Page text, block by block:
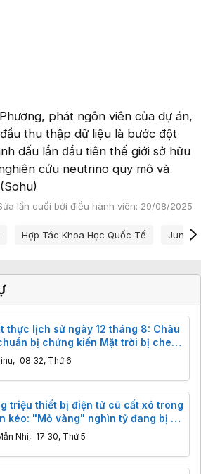
phát ngôn viên của dự án,
thu thập dữ liệu là bước đột
dấu lần đầu tiên thế giới sở hữu
cứu neutrino quy mô và
lần cuối bởi điều hành viên: 29/08/2025
Hợp Tác Khoa Học Quốc Tế Juno
thực lịch sử ngày 12 tháng 8: Châu
bị chứng kiến Mặt trời bị che
gần 98%
, 08:32, Thứ 6
triệu thiết bị điện tử cũ cất xó trong
kéo: "Mỏ vàng" nghìn tỷ đang bị bỏ
Nhi, 17:30, Thứ 5